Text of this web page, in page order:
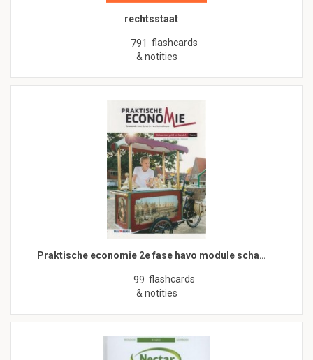
rechtsstaat
791 flashcards
& notities
Praktische economie 2e fase havo module scha…
99 flashcards
& notities